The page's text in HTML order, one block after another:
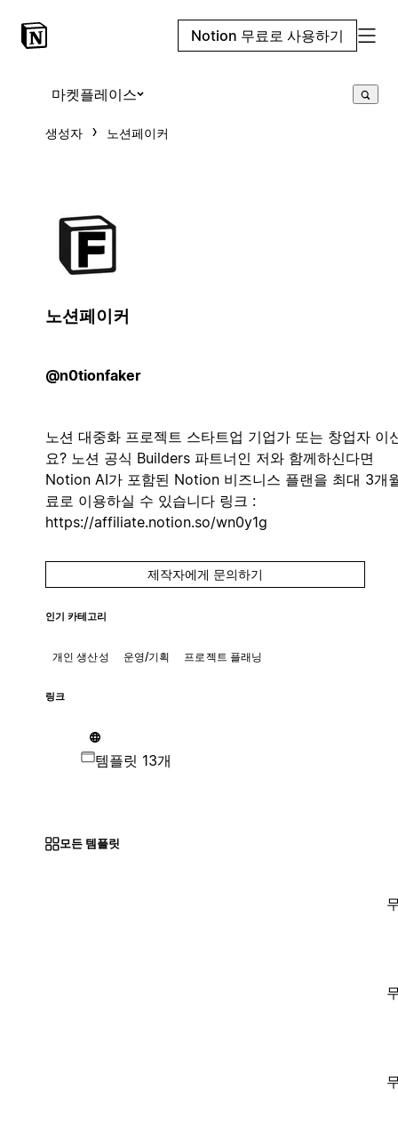
Notion 무료로 사용하기
마켓플레이스
생성자 노션페이커
노션페이커
@n0tionfaker
노션 대중화 프로젝트 스타트업 기업가 또는 창업자 이
요? 노션 공식 Builders 파트너인 저와 함께하신다면
Notion AI가 포함된 Notion 비즈니스 플랜을 최대 3개
료로 이용하실 수 있습니다 링크 :
https://affiliate.notion.so/wn0y1g
제작자에게 문의하기
인기 카테고리
개인 생산성 운영/기획 프로젝트 플래닝
링크
템플릿 13개
모든 템플릿